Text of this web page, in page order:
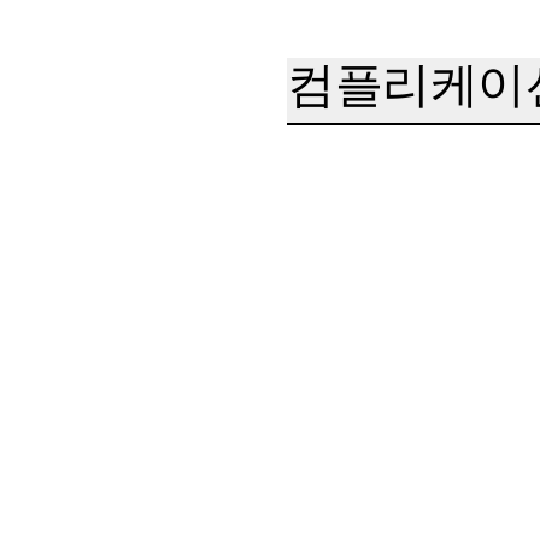
컴플리케